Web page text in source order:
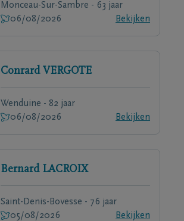
Monceau-Sur-Sambre - 63 jaar
06/08/2026
Bekijken
Conrard VERGOTE
Wenduine - 82 jaar
06/08/2026
Bekijken
Bernard LACROIX
Saint-Denis-Bovesse - 76 jaar
05/08/2026
Bekijken